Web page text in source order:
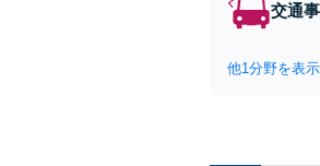
交通
他1分野を表示